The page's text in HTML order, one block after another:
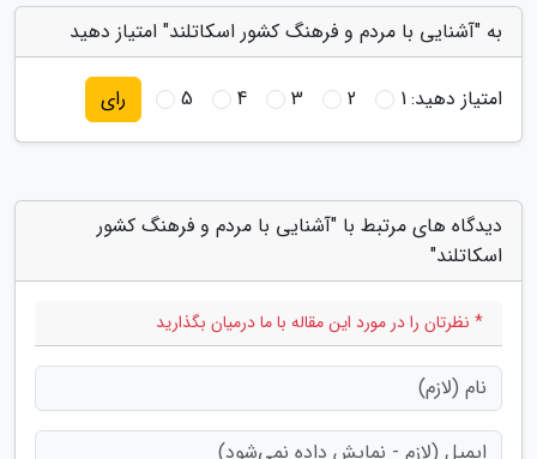
به "آشنایی با مردم و فرهنگ کشور اسکاتلند" امتیاز دهید
امتیاز دهید:1
2
3
4
5 رای
دیدگاه های مرتبط با "آشنایی با مردم و فرهنگ کشور
اسکاتلند"
* نظرتان را در مورد این مقاله با ما درمیان بگذارید